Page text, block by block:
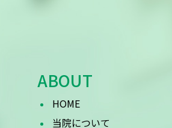
ABOUT
HOME
当院について